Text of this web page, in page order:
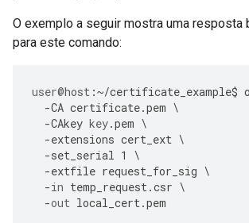
O exemplo a seguir mostra uma resposta
para este comando:
user@host :~/certificate_example$
-CA certificate.pem \
-CAkey key.pem \
-extensions cert_ext \
-set_serial 1
\
-extfile request_for_sig \
-in temp_request.csr \
-out local_cert.pem